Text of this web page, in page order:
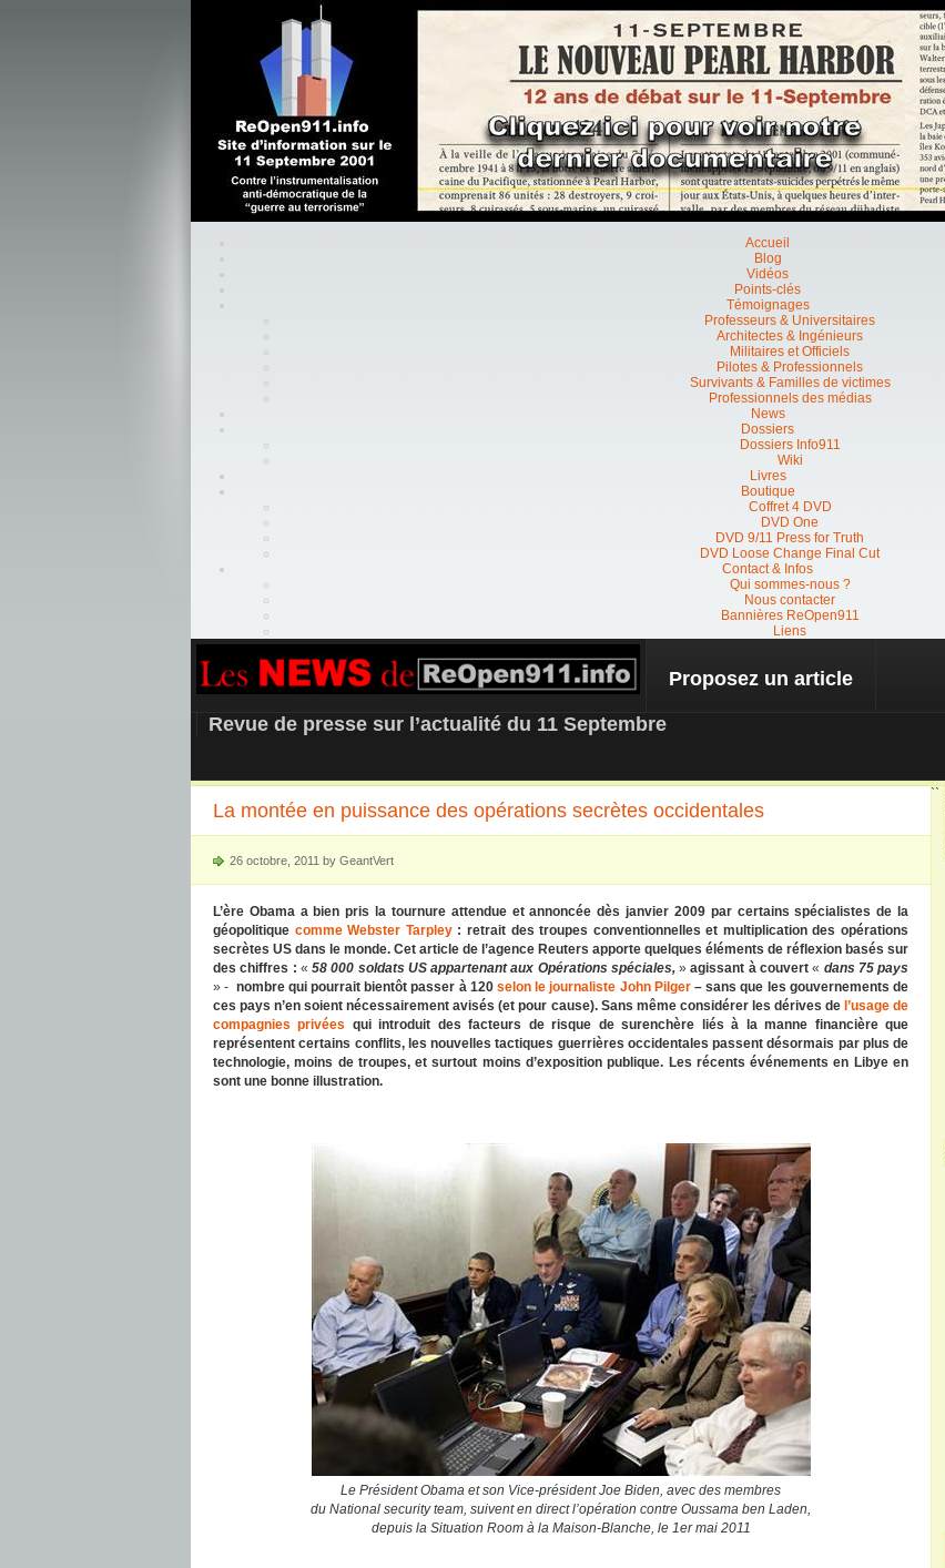
Accueil
Blog
Vidéos
Points-clés
Témoignages
Professeurs & Universitaires
Architectes & Ingénieurs
Militaires et Officiels
Pilotes & Professionnels
Survivants & Familles de victimes
Professionnels des médias
News
Dossiers
Dossiers Info911
Wiki
Livres
Boutique
Coffret 4 DVD
DVD One
DVD 9/11 Press for Truth
DVD Loose Change Final Cut
Contact & Infos
Qui sommes-nous ?
Nous contacter
Bannières ReOpen911
Liens
REOPEN911 – NEWS
Proposez un article
Revue de presse sur l’actualité du 11 Septembre
La montée en puissance des opérations secrètes occidentales
26 octobre, 2011 by GeantVert
L’ère Obama a bien pris la tournure attendue et annoncée dès janvier 2009 par certains spécialistes de la
géopolitique comme Webster Tarpley: retrait des troupes conventionnelles et multiplication des opérations
secrètes US dans le monde. Cet article de l’agence Reuters apporte quelques éléments de réflexion basés sur
des chiffres : «58 000 soldats US appartenant aux Opérations spéciales, » agissant à couvert« dans 75 pays
» - nombre qui pourrait bientôt passer à 120selon le journaliste John Pilger–sans que les gouvernements de
ces pays n’en soientnécessairementavisés (et pour cause). Sans même considérer les dérives de l’usage de
compagnies privées qui introduit des facteurs de risque de surenchère liés à la manne financière que
représentent certains conflits, les nouvelles tactiques guerrières occidentales passent désormais par plus de
technologie, moins de troupes, et surtout moins d’exposition publique. Les récents événements en Libye en
sont une bonne illustration.
Le Président Obama et son Vice-président Joe Biden, avec des membres
du National security team, suivent en direct l’opération contre Oussama ben Laden,
depuis la Situation Room à la Maison-Blanche, le 1er mai 2011
``